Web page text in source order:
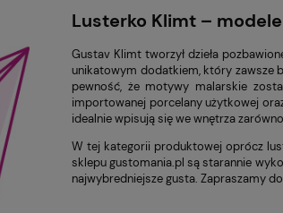
Lusterko Klimt –
Gustav Klimt tworzył dzieła
unikatowym dodatkiem, który zawsze
pewność, że motywy malarskie
importowanej porcelany użytkowej
idealnie wpisują się we wnętrza
W tej kategorii produktowej oprócz
sklepu gustomania.pl są starannie
najwybredniejsze gusta. Zapraszamy